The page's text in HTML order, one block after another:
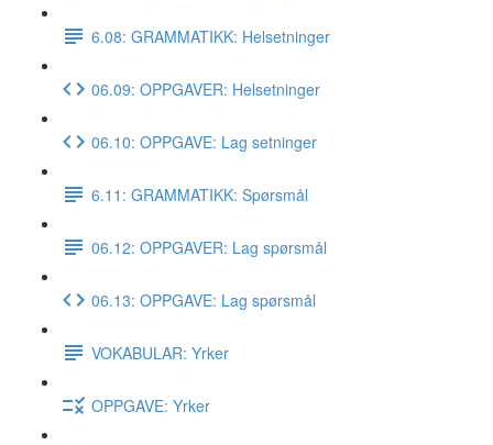
6.08: GRAMMATIKK: Helsetninger
06.09: OPPGAVER: Helsetninger
06.10: OPPGAVE: Lag setninger
6.11: GRAMMATIKK: Spørsmål
06.12: OPPGAVER: Lag spørsmål
06.13: OPPGAVE: Lag spørsmål
VOKABULAR: Yrker
OPPGAVE: Yrker